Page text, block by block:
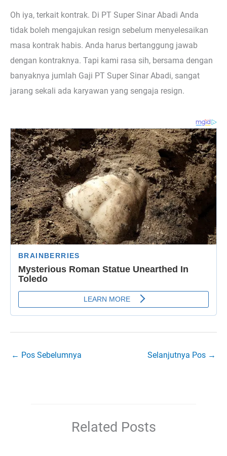
Oh iya, terkait kontrak. Di PT Super Sinar Abadi Anda
tidak boleh mengajukan resign sebelum menyelesaikan
masa kontrak habis. Anda harus bertanggung jawab
dengan kontraknya. Tapi kami rasa sih, bersama dengan
banyaknya jumlah Gaji PT Super Sinar Abadi, sangat
jarang sekali ada karyawan yang sengaja resign.
← Pos Sebelumnya Selanjutnya Pos →
Related Posts